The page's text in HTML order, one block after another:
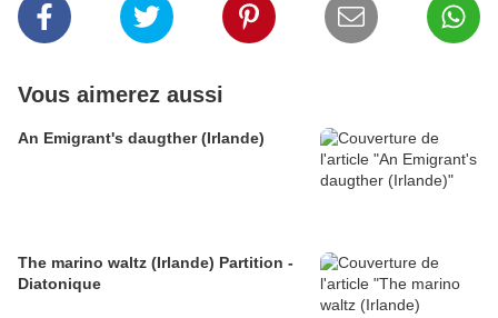
Vous aimerez aussi
An Emigrant's daugther (Irlande)
The marino waltz (Irlande) Partition -
Diatonique